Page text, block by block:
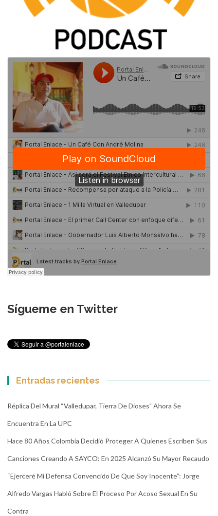
Sígueme en Twitter
Entradas recientes
Réplica Del Mural “Valledupar, Tierra De Dioses” Ahora Se
Encuentra En La UPC
Hace 80 Años Colombia Decidió Proteger A Quienes Escriben Sus
Canciones Creando A SAYCO: En 2025 Alcanzó Su Mayor Recaudo
“Ejerceré Mi Defensa Convencido De Que Soy Inocente”: Jorge
Alfredo Vargas Habló Sobre El Proceso Por Acoso Sexual En Su
Contra